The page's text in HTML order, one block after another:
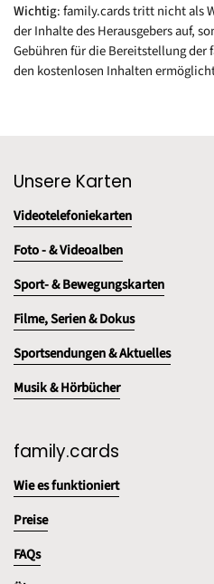
Wichtig: family.cards tritt nicht als
der Inhalte des Herausgebers auf,
Gebühren für die Bereitstellung der
den kostenlosen Inhalten
Unsere Karten
Videotelefoniekarten
Foto - & Videoalben
Sport- & Bewegungskarten
Filme, Serien & Dokus
Sportsendungen & Aktuelles
Musik & Hörbücher
family.cards
Wie es funktioniert
Preise
FAQs